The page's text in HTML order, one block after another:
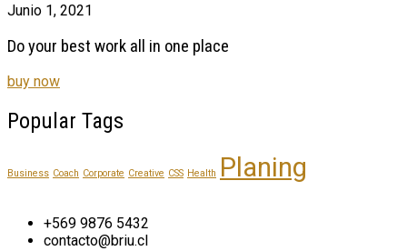
Junio 1, 2021
Do your best work all in one place
buy now
Popular Tags
Business Coach Corporate Creative CSS Health Planing
+569 9876 5432
contacto@briu.cl